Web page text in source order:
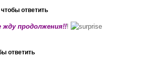
ответить
жду продолжения!!!
ответить